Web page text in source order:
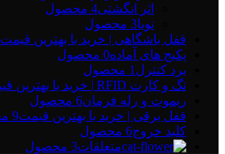
اثر انگشتی4 محصول
تویا3 محصول
قفل باشگاهی | خرید با بهترین قیمت
پکیج های آماده0 محصول
برد کنترل 1 محصول
تگ و کارت RFID | خرید با بهترین قیمت
ریموت و رله فرمان6 محصول
قفل برقی | خرید با بهترین قیمت9 محصول
کلید خروج6 محصول
متعلقات3 محصول